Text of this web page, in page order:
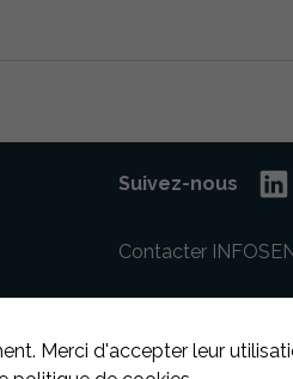
Suivez-nous
Contacter
Merci d'accepter leur